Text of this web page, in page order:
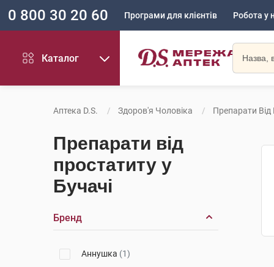
0 800 30 20 60 Програми для клієнтів Робота у
Каталог
Аптека D.S. Здоров'я Чоловіка Препарати Від
Препарати від
простатиту у
Бучачі
Бренд
Аннушка (1)